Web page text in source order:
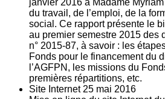
janvier 2016 à Madame
du travail, de l’emploi, de la
social. Ce rapport présente le
au premier semestre 2015 des
n° 2015-87, à savoir : les
Fonds pour le financement du
l’AGFPN, les missions du
premières répartitions, etc.
Site Internet 25 mai 2016